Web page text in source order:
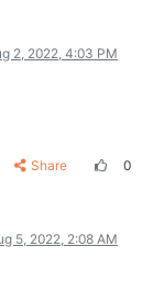
2, 2022, 4:03 PM
Share 0
5, 2022, 2:08 AM